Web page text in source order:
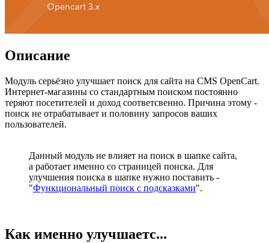
Описание
Модуль серьёзно улучшает поиск для сайта на CMS OpenCart.
Интернет-магазины со стандартным поиском постоянно
теряют посетителей и доход соответсвенно. Причина этому -
поиск не отрабатывает и половину запросов ваших
пользователей.
Данный модуль не влияет на поиск в шапке сайта,
а работает именно со страницей поиска. Для
улучшения поиска в шапке нужно поставить -
"Функциональный поиск с подсказками".
Как именно улучшаетс...